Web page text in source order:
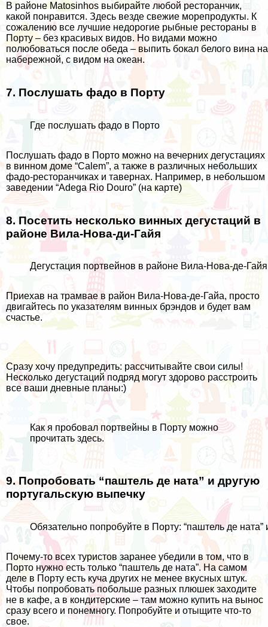
В районе Matosinhos выбирайте любой ресторанчик,
какой понравится. Здесь везде свежие морепродукты. К
сожалению все лучшие недорогие рыбные рестораны в
Порту – без красивых видов. Но видами можно
полюбоваться после обеда – выпить бокал белого вина на
набережной, с видом на океан.
7. Послушать фадо в Порту
Где послушать фадо в Порто
Послушать фадо в Порто можно на вечерних дегустациях
в винном доме “Calem”, а также в различных небольших
фадо-ресторанчиках и тавернах. Например, в небольшом
заведении “Adega Rio Douro” (на карте)
8. Посетить несколько винных дегустаций в
районе Вила-Нова-ди-Гайя
Дегустация портвейнов в районе Вила-Нова-де-
Приехав на трамвае в район Вила-Нова-де-Гайа, просто
двигайтесь по указателям винных брэндов и будет вам
счастье.
Сразу хочу предупредить: рассчитывайте свои силы!
Несколько дегустаций подряд могут здорово расстроить
все ваши дневные планы:)
Как я пробовал портвейны в Порту можно
прочитать здесь.
9. Попробовать “паштель де ната” и другую
португальскую выпечку
Обязательно попробуйте в Порту: “паштель де ната”
Почему-то всех туристов заранее убедили в том, что в
Порто нужно есть только “паштель де ната”. На самом
деле в Порту есть куча других не менее вкусных штук.
Чтобы попробовать побольше разных плюшек заходите
не в кафе, а в кондитерские – там можно купить на вынос
сразу всего и понемногу. Попробуйте и отыщите что-то
свое.